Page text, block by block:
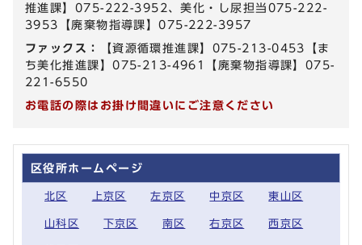
推進課】075-222-3952、美化・し尿担当075-222-
3953【廃棄物指導課】075-222-3957
ファックス：
【資源循環推進課】075-213-0453【ま
ち美化推進課】075-213-4961【廃棄物指導課】075-
221-6550
お電話の際はお掛け間違いにご注意ください
区役所ホームページ
北区 上京区 左京区 中京区 東山区
山科区 下京区 南区 右京区 西京区